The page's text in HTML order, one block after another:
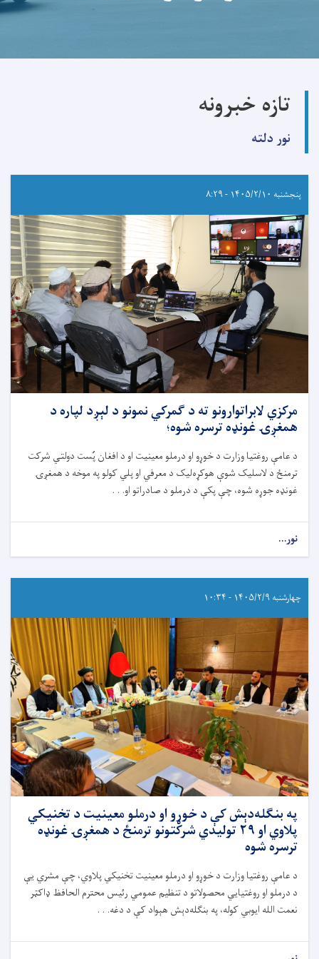
تازه خبرونه
نور دلته
پنجشنبه ۱۴۰۵/۲/۱۰ - ۸:۲۹
مرکزي لابراتوارونو ته د ګمرکي نمونو د لېږد لپاره د
همغږۍ غونډه ترسره شوه؛
د عامې روغتیا وزارت د خوړو او درملو معینیت او د افغان پُست دولتي شرکت
ترمنځ د لاسلیک شوې هوکړه‌لیک د معرفي او پلي کولو په موخه د همغږۍ
غونډه جوړه شوه، چې پکې د درملو د صادراتو او. . .
نور...
چهارشنبه ۱۴۰۵/۲/۹ - ۱۰:۳۴
په بنګله‌دېش کې د خوړو او درملو معینیت د تخنیکي
پلاوي او ۲۹ تولیدي شرکتونو ترمنځ د همغږۍ غونډه
ترسره شوه
د عامې روغتیا وزارت د خوړو او درملو معینیت تخنیکي پلاوي، چې مشري یې
د درملو او روغتیايي محصولاتو د تنظیم عمومي رئیس محترم الحافظ ډاکټر
نعمت الله ایوبي کوله، په بنګله‌دېش هېواد کې د دغه. . .